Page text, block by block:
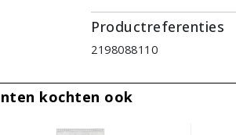
Productreferenties
2198088110
kochten ook